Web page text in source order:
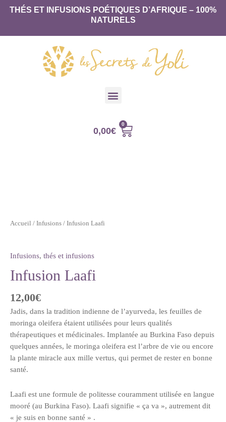
THÉS ET INFUSIONS POÉTIQUES D’AFRIQUE – 100%
NATURELS
0,00€
Accueil / Infusions / Infusion Laafi
Infusions, thés et infusions
Infusion Laafi
12,00€
Jadis, dans la tradition indienne de l’ayurveda, les feuilles de
moringa oleifera étaient utilisées pour leurs qualités
thérapeutiques et médicinales. Implantée au Burkina Faso depuis
quelques années, le moringa oleifera est l’arbre de vie ou encore
la plante miracle aux mille vertus, qui permet de rester en bonne
santé.
Laafi est une formule de politesse couramment utilisée en langue
mooré (au Burkina Faso). Laafi signifie « ça va », autrement dit
« je suis en bonne santé » .